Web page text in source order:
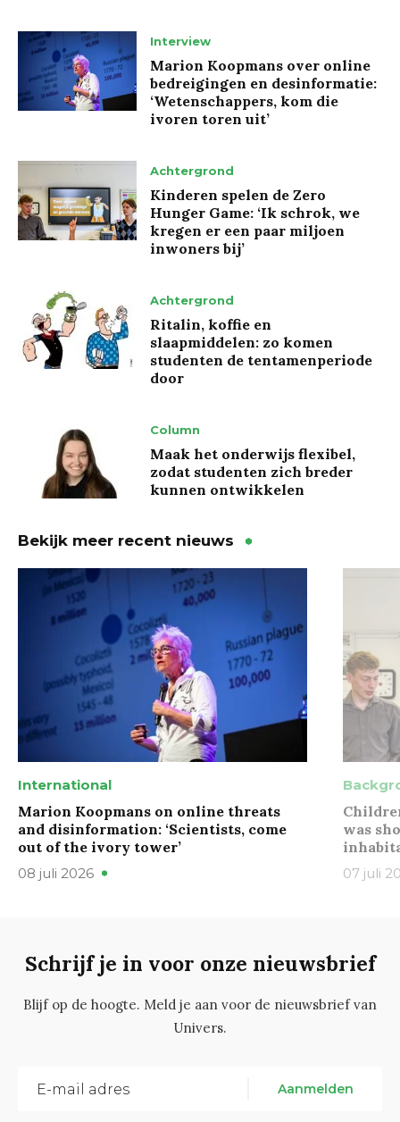
Interview
Marion Koopmans over online
bedreigingen en desinformatie:
‘Wetenschappers, kom die
ivoren toren uit’
Achtergrond
Kinderen spelen de Zero
Hunger Game: ‘Ik schrok, we
kregen er een paar miljoen
inwoners bij’
Achtergrond
Ritalin, koffie en
slaapmiddelen: zo komen
studenten de tentamenperiode
door
Column
Maak het onderwijs flexibel,
zodat studenten zich breder
kunnen ontwikkelen
Bekijk meer recent nieuws
International
Marion Koopmans on online threats
and disinformation: ‘Scientists, come
out of the ivory tower’
08 juli 2026
was
07 juli
Schrijf je in voor onze nieuwsbrief
Blijf op de hoogte. Meld je aan voor de nieuwsbrief van
Univers.
Aanmelden